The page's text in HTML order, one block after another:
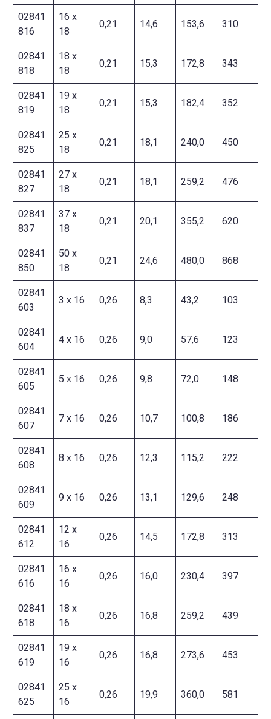
02841
816
16 x
18
0,21 14,6 153,6 310
02841
818
18 x
18
0,21 15,3 172,8 343
02841
819
19 x
18
0,21 15,3 182,4 352
02841
825
25 x
18
0,21 18,1 240,0 450
02841
827
27 x
18
0,21 18,1 259,2 476
02841
837
37 x
18
0,21 20,1 355,2 620
02841
850
50 x
18
0,21 24,6 480,0 868
02841
603
3 x 16 0,26 8,3 43,2 103
02841
604
4 x 16 0,26 9,0 57,6 123
02841
605
5 x 16 0,26 9,8 72,0 148
02841
607
7 x 16 0,26 10,7 100,8 186
02841
608
8 x 16 0,26 12,3 115,2 222
02841
609
9 x 16 0,26 13,1 129,6 248
02841
612
12 x
16
0,26 14,5 172,8 313
02841
616
16 x
16
0,26 16,0 230,4 397
02841
618
18 x
16
0,26 16,8 259,2 439
02841
619
19 x
16
0,26 16,8 273,6 453
02841
625
25 x
16
0,26 19,9 360,0 581